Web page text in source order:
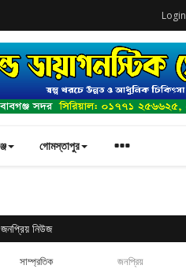
Login
গোমস্তাপুর
জনপ্রিয় নিউজ
সাম্প্রতিক জনপ্রিয়